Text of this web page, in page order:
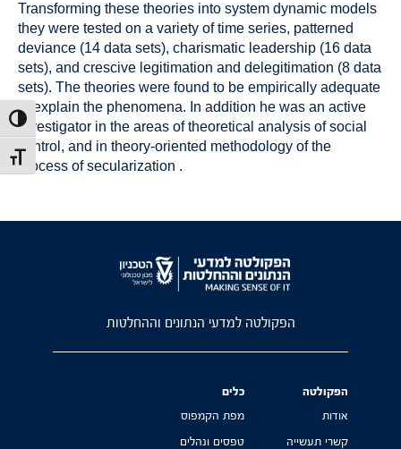
הפעל/
מתג
Transforming these theories into system dynamic models
they were tested on a variety of time series, patterned
deviance (14 data sets), charismatic leadership (16 data
sets), and crescive legitimation and delegitimation (8 data
sets). The theories were found to be empirically adequate
to explain the phenomena. In addition he was an active
investigator in the areas of theoretical analysis of social
control, and in theory-oriented methodology of the
process of secularization .
הפקולטה למדעי הנתונים וההחלטות
הפקולטה
אודות
קשרי תעשייה
כלים
מפת הקמפוס
טפסים ונהלים